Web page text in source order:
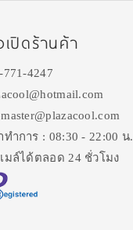
ปิดร้านค้า
771-4247
ทำการ : 08:30 - 22:00 น.
มล์ได้ตลอด 24 ชั่วโมง